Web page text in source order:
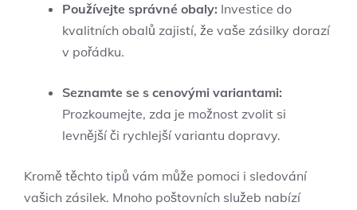
Používejte správné obaly: Investice do
kvalitních obalů zajistí, že vaše zásilky dorazí
v pořádku.
Seznamte se s cenovými variantami:
Prozkoumejte, zda je možnost zvolit si
levnější či rychlejší variantu dopravy.
Kromě těchto tipů vám může pomoci i sledování
vašich zásilek. Mnoho poštovních služeb nabízí